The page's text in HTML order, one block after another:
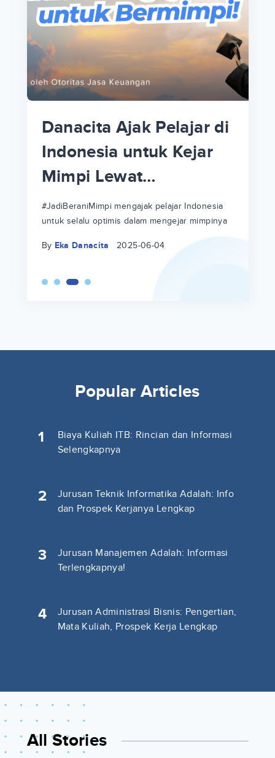
Danacita Ajak Pelajar di
Indonesia untuk Kejar
Mimpi Lewat
#JadiBeraniMimpi
#JadiBeraniMimpi mengajak pelajar Indonesia
untuk selalu optimis dalam mengejar mimpinya
By Eka Danacita 2025-06-04
Popular Articles
1
Biaya Kuliah ITB: Rincian dan Informasi
Selengkapnya
2
Jurusan Teknik Informatika Adalah: Info
dan Prospek Kerjanya Lengkap
3
Jurusan Manajemen Adalah: Informasi
Terlengkapnya!
4
Jurusan Administrasi Bisnis: Pengertian,
Mata Kuliah, Prospek Kerja Lengkap
All Stories